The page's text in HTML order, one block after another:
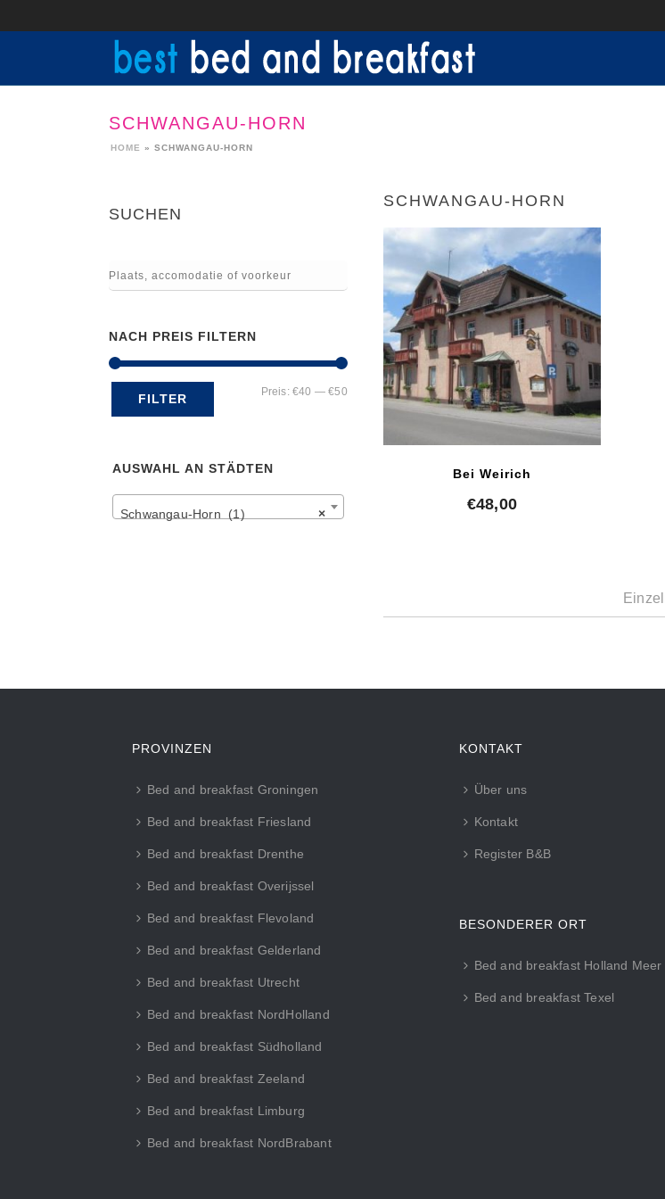
SCHWANGAU-HORN
HOME » SCHWANGAU-HORN
SCHWANGAU-HORN
Bei Weirich
€48,00
SUCHEN
NACH PREIS FILTERN
Min.
Max.
FILTER Preis: €40 —€50
AUSWAHL AN STÄDTEN
×
Schwangau-Horn (1)
PROVINZEN
Bed and breakfast Groningen
Bed and breakfast Friesland
Bed and breakfast Drenthe
Bed and breakfast Overijssel
Bed and breakfast Flevoland
Bed and breakfast Gelderland
Bed and breakfast Utrecht
Bed and breakfast NordHolland
Bed and breakfast Südholland
Bed and breakfast Zeeland
Bed and breakfast Limburg
Bed and breakfast NordBrabant
KONTAKT
Über uns
Kontakt
Register B&B
BESONDERER ORT
Bed and breakfast Holland Meer
Bed and breakfast Texel